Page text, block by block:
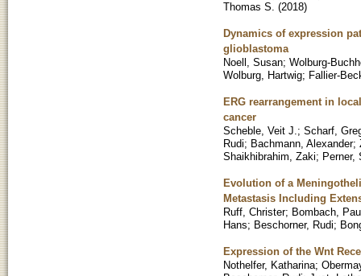
Thomas S. (2018)
Dynamics of expression
glioblastoma
Noell, Susan; Wolburg-
Wolburg, Hartwig; Fallier-
ERG rearrangement in
cancer
Scheble, Veit J. ; Scharf,
Rudi; Bachmann, Alexander;
Shaikhibrahim, Zaki; Perner,
Evolution of a
Metastasis Including
Ruff, Christer; Bombach,
Hans; Beschorner, Rudi;
Expression of the Wnt
Nothelfer, Katharina;